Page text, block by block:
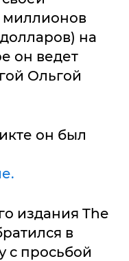
миллионов
на
он ведет
Ольгой
он был
издания The
в
с просьбой